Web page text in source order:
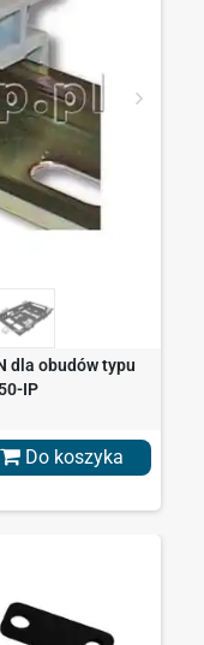
dla obudów typu
IP
Do koszyka